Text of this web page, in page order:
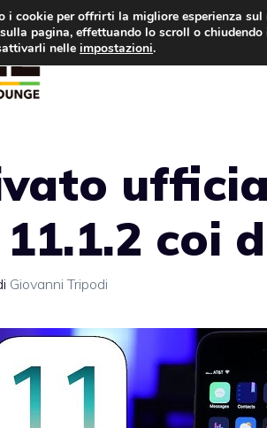
11.1.2 coi
Giovanni Tripodi
i cookie per offrirti la migliore esperienza
pagina, effettuando lo scroll o
nelle impostazioni.